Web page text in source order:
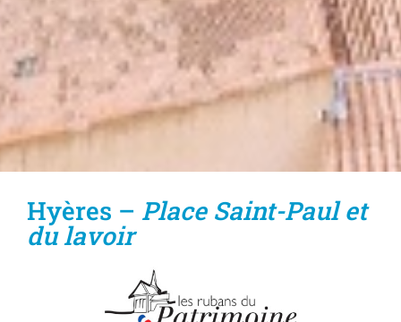
Hyères – Place Saint-Paul et
du lavoir